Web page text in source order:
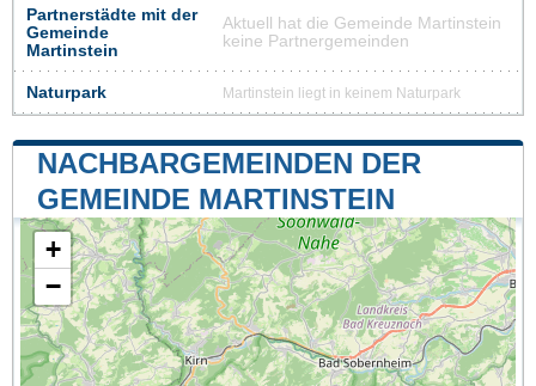
Partnerstädte mit der
Gemeinde
Martinstein
Aktuell hat die Gemeinde Martinstein
keine Partnergemeinden
Naturpark Martinstein liegt in keinem Naturpark
NACHBARGEMEINDEN DER
GEMEINDE MARTINSTEIN
+
−